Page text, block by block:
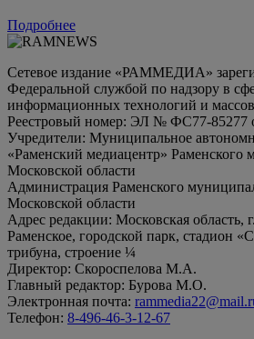
Подробнее
Сетевое издание «РАММЕДИА»
Федеральной службой по надзору в
информационных технологий и
Реестровый номер: ЭЛ № ФС77-85277
Учредители: Муниципальное
«Раменский медиацентр» Раменского
Московской области
Администрация Раменского
Московской области
Адрес редакции: Московская область, г.
Раменское, городской парк, стадион
трибуна, строение ¼
Директор: Скороспелова М.А.
Главный редактор: Бурова М.О.
Электронная почта:
Телефон: 8-496-46-3-12-67